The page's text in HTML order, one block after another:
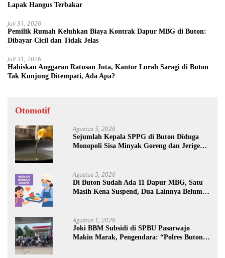
Lapak Hangus Terbakar
Juli 31, 2026
Pemilik Rumah Keluhkan Biaya Kontrak Dapur MBG di Buton:
Dibayar Cicil dan Tidak Jelas
Juli 31, 2026
Habiskan Anggaran Ratusan Juta, Kantor Lurah Saragi di Buton
Tak Kunjung Ditempati, Ada Apa?
Otomotif
Agustus 5, 2026
Sejumlah Kepala SPPG di Buton Diduga
Monopoli Sisa Minyak Goreng dan Jerigen
Agustus 5, 2026
Di Buton Sudah Ada 11 Dapur MBG, Satu
Masih Kena Suspend, Dua Lainnya Belum
Agustus 1, 2026
Joki BBM Subsidi di SPBU Pasarwajo
Makin Marak, Pengendara: “Polres Buton